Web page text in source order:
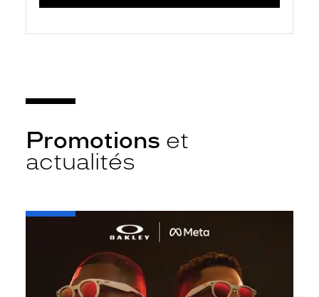
Promotions et
actualités
-